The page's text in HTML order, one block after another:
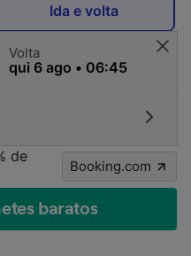
Ida e volta
Volta
de
Booking.com
baratos